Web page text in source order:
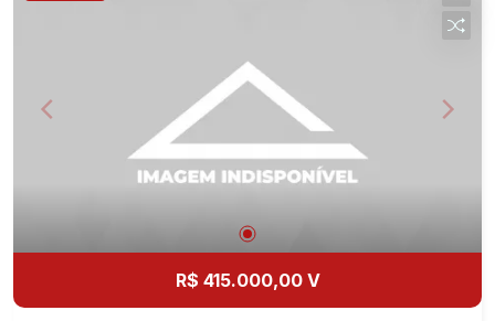
R$ 415.000,00 V